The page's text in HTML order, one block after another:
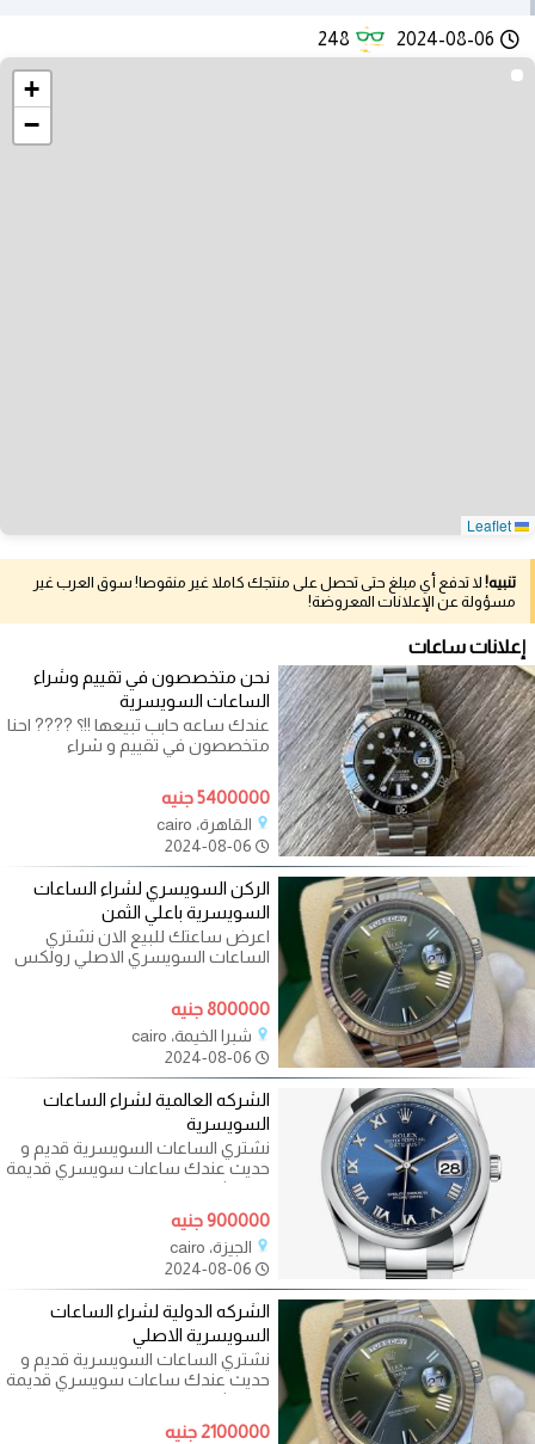
2024-08-06
248
+
−
تنبيه! لا تدفع أي مبلغ حتى تحصل على منتجك كاملا غير منقوصا! سوق العرب غير
مسؤولة عن الإعلانات المعروضة!
إعلانات ساعات
نحن متخصصون في تقييم وشراء
الساعات السويسرية
عندك ساعه حابب تبيعها !!؟ ???? احنا
متخصصون في تقييم و شراء
وحديثه
5400000 جنيه
القاهرة، cairo
الركن السويسري لشراء الساعات
السويسرية باعلي الثمن
اعرض ساعتك للبيع الان نشتري
الساعات السويسري الاصلي رولكس
-
800000 جنيه
شبرا الخيمة، cairo
الشركه العالمية لشراء الساعات
السويسرية
نشتري الساعات السويسرية قديم و
حديث عندك ساعات سويسري قديمة
او حديثة ؟ طيب حابب تعرف قيمة
ساعتك
900000 جنيه
الجيزة، cairo
الشركه الدولية لشراء الساعات
السويسرية الاصلي
نشتري الساعات السويسرية قديم و
حديث عندك ساعات سويسري قديمة
او حديثة ؟ طيب حابب تعرف قيمة
ساعتك
2100000 جنيه